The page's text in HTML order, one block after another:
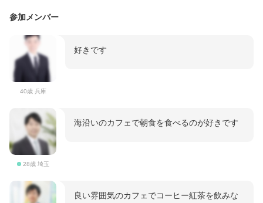
参加メンバー
40歳 兵庫
好きです
28歳 埼玉
海沿いのカフェで朝食を食べるのが好きです
良い雰囲気のカフェでコーヒー紅茶を飲みな